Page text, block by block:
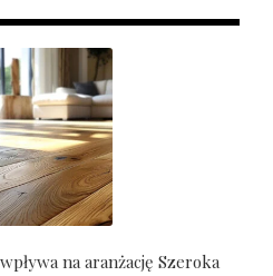
na aranżację Szeroka